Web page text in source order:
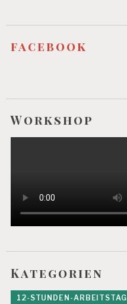
M
A
E
E
S
A
B
I
facebook
Workshop
Kategorien
12-STUNDEN-ARBEITSTAG